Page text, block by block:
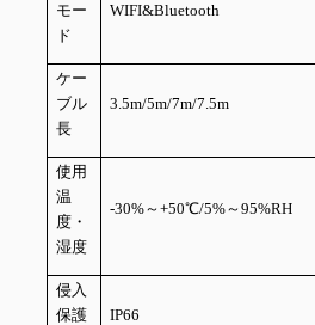
モー
ド
WIFI&Bluetooth
ケー
ブル
長
3.5m/5m/7m/7.5m
使用
温
度・
湿度
-30%～+50℃/5%～95%RH
侵入
保護
IP66